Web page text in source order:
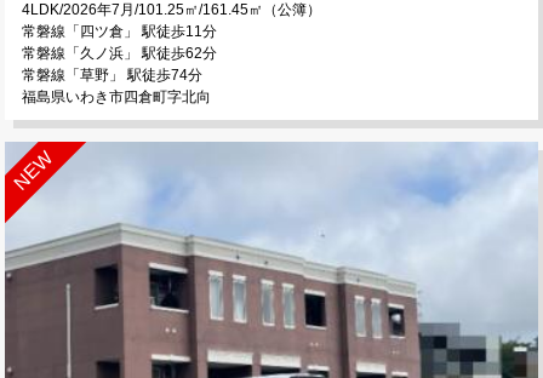
4LDK/2026年7月/101.25㎡/161.45㎡（公簿）
常磐線「四ツ倉」 駅徒歩11分
常磐線「久ノ浜」 駅徒歩62分
常磐線「草野」 駅徒歩74分
福島県いわき市四倉町字北向